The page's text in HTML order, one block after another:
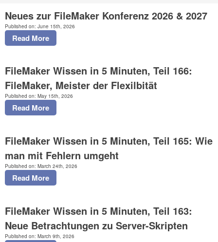
ZUGFeRD empfangen
T7 WEB
T7 GAEB
Neues zur FileMaker Konferenz 2026 & 2027
Published on: June 15th, 2026
Read More
FileMaker Wissen in 5 Minuten, Teil 166:
FileMaker, Meister der Flexilbität
Published on: May 15th, 2026
Read More
FileMaker Wissen in 5 Minuten, Teil 165: Wie
man mit Fehlern umgeht
Published on: March 24th, 2026
Read More
FileMaker Wissen in 5 Minuten, Teil 163:
Neue Betrachtungen zu Server-Skripten
Published on: March 9th, 2026